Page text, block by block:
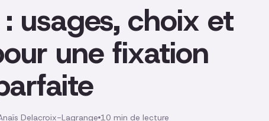
usages, choix et
une fixation
Delacroix-Lagrange 10 min de lecture